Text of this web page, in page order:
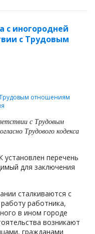
с иногородней
с Трудовым
Трудовым отношениям
с Трудовым
Трудового кодекса
установлен перечень
для заключения
сталкиваются с
работника,
в ином городе
возникают
гражданами